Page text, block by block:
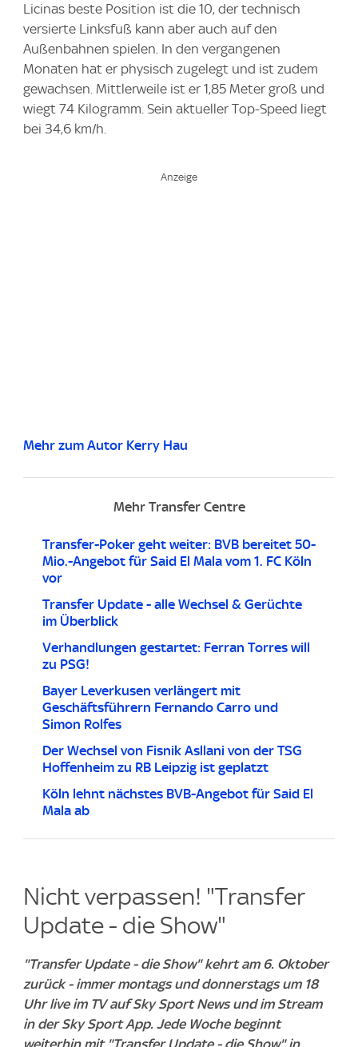
Licinas beste Position ist die 10, der technisch
versierte Linksfuß kann aber auch auf den
Außenbahnen spielen. In den vergangenen
Monaten hat er physisch zugelegt und ist zudem
gewachsen. Mittlerweile ist er 1,85 Meter groß und
wiegt 74 Kilogramm. Sein aktueller Top-Speed liegt
bei 34,6 km/h.
Mehr zum Autor Kerry Hau
Mehr Transfer Centre
Transfer-Poker geht weiter: BVB bereitet 50-
Mio.-Angebot für Said El Mala vom 1. FC Köln
vor
Transfer Update - alle Wechsel & Gerüchte
im Überblick
Verhandlungen gestartet: Ferran Torres will
zu PSG!
Bayer Leverkusen verlängert mit
Geschäftsführern Fernando Carro und
Simon Rolfes
Der Wechsel von Fisnik Asllani von der TSG
Hoffenheim zu RB Leipzig ist geplatzt
Köln lehnt nächstes BVB-Angebot für Said El
Mala ab
Nicht verpassen! "Transfer
Update - die Show"
"Transfer Update - die Show" kehrt am 6. Oktober
zurück - immer montags und donnerstags um 18
Uhr live im TV auf Sky Sport News und im Stream
in der Sky Sport App. Jede Woche beginnt
weiterhin mit "Transfer Update - die Show" in